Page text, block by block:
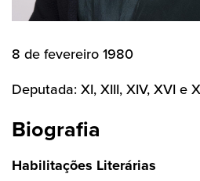
8 de fevereiro 1980
Deputada: XI, XIII, XIV, XVI e
Biografia
Habilitações Literárias